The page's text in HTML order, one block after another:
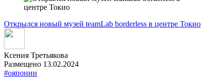
Открылся новый музей teamLab borderless в центре Токио
Ксения Третьякова
Размещено 13.02.2024
#ояпонии